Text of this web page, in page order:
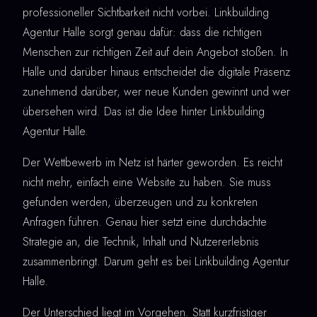
professioneller Sichtbarkeit nicht vorbei. Linkbuilding
Agentur Halle sorgt genau dafür: dass die richtigen
Menschen zur richtigen Zeit auf dein Angebot stoßen. In
Halle und darüber hinaus entscheidet die digitale Präsenz
zunehmend darüber, wer neue Kunden gewinnt und wer
übersehen wird. Das ist die Idee hinter Linkbuilding
Agentur Halle.
Der Wettbewerb im Netz ist härter geworden. Es reicht
nicht mehr, einfach eine Website zu haben. Sie muss
gefunden werden, überzeugen und zu konkreten
Anfragen führen. Genau hier setzt eine durchdachte
Strategie an, die Technik, Inhalt und Nutzererlebnis
zusammenbringt. Darum geht es bei Linkbuilding Agentur
Halle.
Der Unterschied liegt im Vorgehen. Statt kurzfristiger